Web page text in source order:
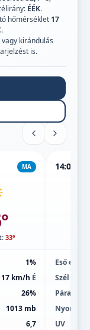
ÉÉK.
hőmérséklet 17
.
kirándulás
is.
MA
33°
1%
17 km/h É
26%
1013 mb
6,7
14:00
Eső esély
Szél
Páratart.
Nyomás
UV